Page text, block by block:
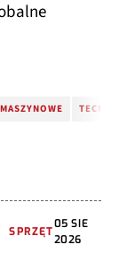
TECNO
SPRZĘT
05 SIE
2026